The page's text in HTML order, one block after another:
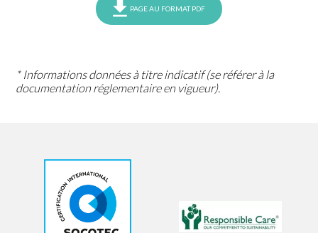
PAGE AU FORMAT PDF
* Informations données à titre indicatif (se référer à la
documentation réglementaire en vigueur).